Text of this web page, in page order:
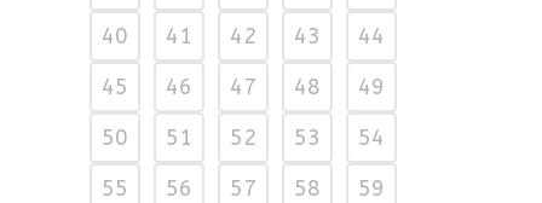
40
41 42 43
44
45
46 47 48
49
50
51 52 53
54
55
56 57 58
59